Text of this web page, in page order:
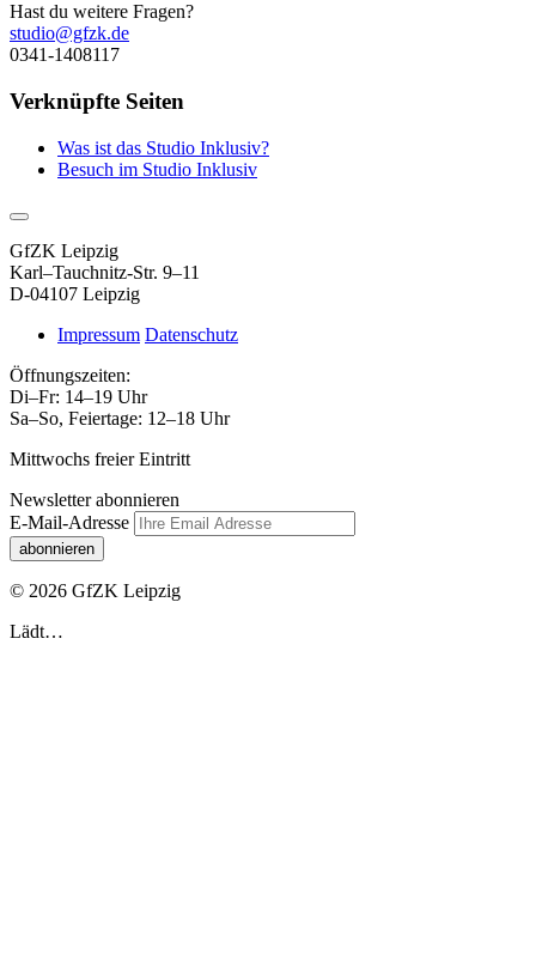
Hast du weitere Fragen?
studio@gfzk.de
0341-1408117
Verknüpfte Seiten
Was ist das Studio Inklusiv?
Besuch im Studio Inklusiv
GfZK Leipzig
Karl–Tauchnitz-Str. 9–11
D-04107 Leipzig
Impressum Datenschutz
Öffnungszeiten:
Di–Fr: 14–19 Uhr
Sa–So, Feiertage: 12–18 Uhr
Mittwochs freier Eintritt
Newsletter abonnieren
E-Mail-Adresse
© 2026 GfZK Leipzig
Lädt…